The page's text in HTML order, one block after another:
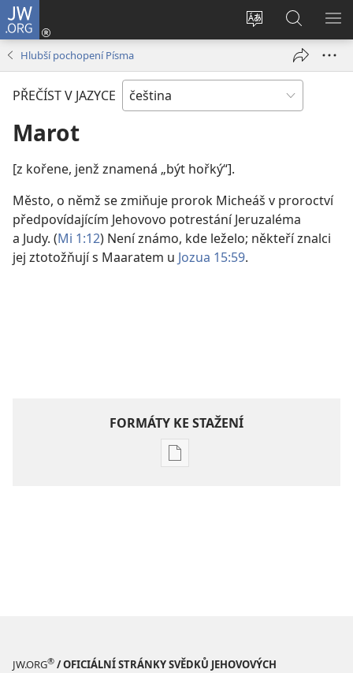
JW.ORG
Změnit
stránek
Přihlásit
se
okno)
Hledat
na
JW.ORG
Hlubší pochopení Písma
PŘEČÍST V JAZYCE
Marot
[z kořene, jenž znamená „být hořký“].
Město, o němž se zmiňuje prorok Micheáš v proroctví
předpovídajícím Jehovovo potrestání Jeruzaléma
a Judy. (Mi 1:12) Není známo, kde leželo; někteří znalci
jej ztotožňují s Maaratem u Jozua 15:59.
FORMÁTY KE STAŽENÍ
Formáty
JW.ORG® / OFICIÁLNÍ STRÁNKY SVĚDKŮ JEHOVOVÝCH